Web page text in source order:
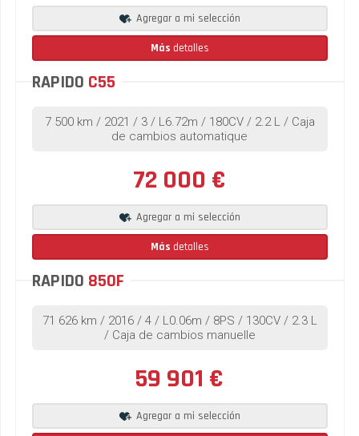
Agregar a mi selección
Más detalles
RAPIDO C55
7 500 km / 2021 / 3 / L6.72m / 180CV / 2.2 L / Caja
de cambios automatique
72 000 €
Agregar a mi selección
Más detalles
RAPIDO 850F
71 626 km / 2016 / 4 / L0.06m / 8PS / 130CV / 2.3 L
/ Caja de cambios manuelle
59 901 €
Agregar a mi selección